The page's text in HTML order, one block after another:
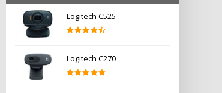
Logitech C525
Logitech C270